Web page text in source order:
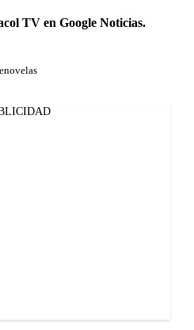
TV en Google Noticias.